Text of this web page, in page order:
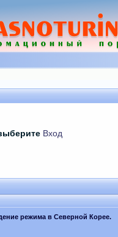
Вход
режима в Северной Корее.